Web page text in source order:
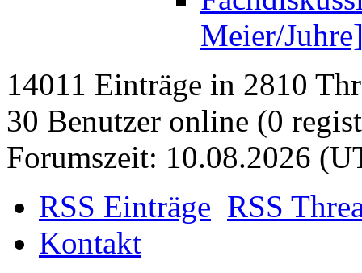
Meier/
14011 Einträge in 2810
30 Benutzer online (0
Forumszeit: 10.08.2026
RSS Einträge RSS
Kontakt